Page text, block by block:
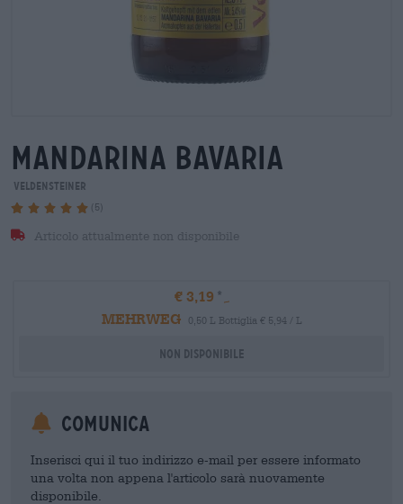
mandarina bavaria
Veldensteiner
(5)
Articolo attualmente non disponibile
€ 3,19
MEHRWEG
0,50 L Bottiglia € 5,94 / L
Non disponibile
Comunica
Inserisci qui il tuo indirizzo e-mail per essere informato
una volta non appena l'articolo sarà nuovamente
disponibile.